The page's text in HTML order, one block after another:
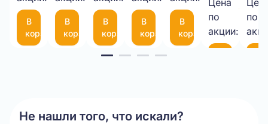
В
корзину
В
корзину
75
(300*200мм)
В
корзину
В
корзину
фиксатором
35
см
В
корзину
Цена
по
акции:
9,00
шт.
по
Не нашли того, что искали?